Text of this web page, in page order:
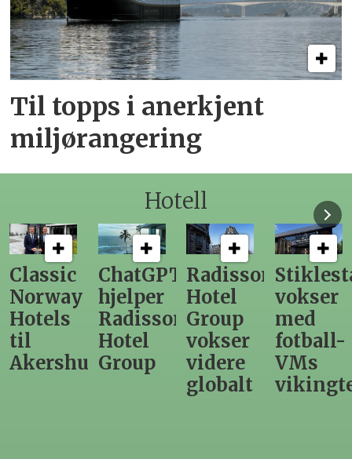
Til topps i anerkjent
miljørangering
Hotell
ChatGPT
hjelper
Radisson
Hotel
Group
Radisson
Hotel
Group
vokser
videre
globalt
Stiklestad
vokser
med
fotball-
VMs